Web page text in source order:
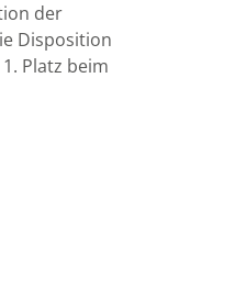
der
Disposition
Platz beim